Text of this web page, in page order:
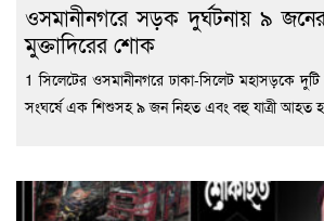
ওসমানীনগরে সড়ক দুর্ঘটনায় ৯
মুক্তাদিরের শোক
1 সিলেটের ওসমানীনগরে ঢাকা-সিলেট মহাসড়কে দুটি
সংঘর্ষে এক শিশুসহ ৯ জন নিহত এবং বহু যাত্রী আহত